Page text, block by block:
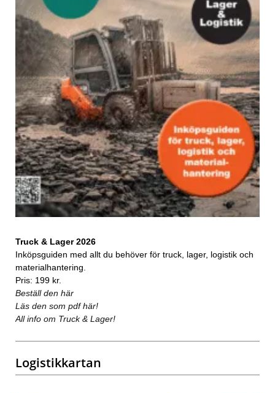
Truck & Lager 2026
Inköpsguiden med allt du behöver för truck, lager, logistik och
materialhantering.
Pris: 199 kr.
Beställ den här
Läs den som pdf här!
All info om Truck & Lager!
Logistikkartan